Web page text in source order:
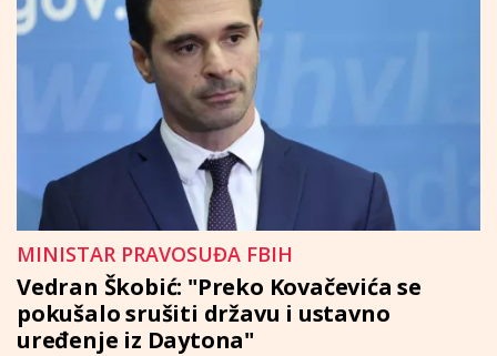
MINISTAR PRAVOSUĐA FBIH
Vedran Škobić: "Preko Kovačevića se
pokušalo srušiti državu i ustavno
uređenje iz Daytona"